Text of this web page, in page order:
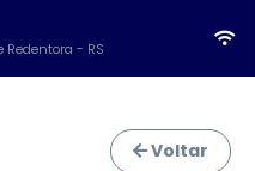
- RS
Voltar